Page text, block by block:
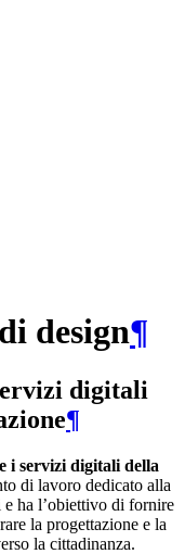
design¶
digitali
¶
i servizi digitali della
di lavoro dedicato alla
ha l’obiettivo di fornire
la progettazione e la
la cittadinanza.